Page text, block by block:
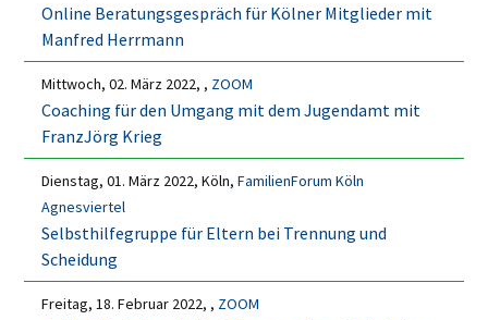
Online Beratungsgespräch für Kölner Mitglieder mit
Manfred Herrmann
Mittwoch, 02. März 2022, , ZOOM
Coaching für den Umgang mit dem Jugendamt mit
FranzJörg Krieg
Dienstag, 01. März 2022, Köln,FamilienForum Köln
Agnesviertel
Selbsthilfegruppe für Eltern bei Trennung und
Scheidung
Freitag, 18. Februar 2022, , ZOOM